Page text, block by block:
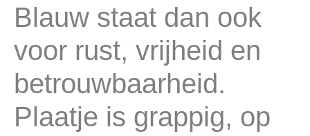
Blauw staat dan ook
voor rust, vrijheid en
betrouwbaarheid.
Plaatje is grappig, op